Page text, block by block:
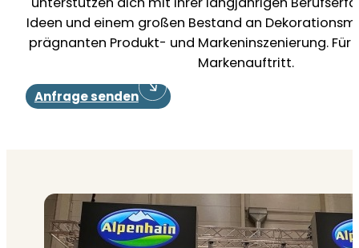
Ideen und einem großen Bestand an
prägnanten Produkt- und Markeninszenierung. Für
Markenauftritt.
Anfrage senden